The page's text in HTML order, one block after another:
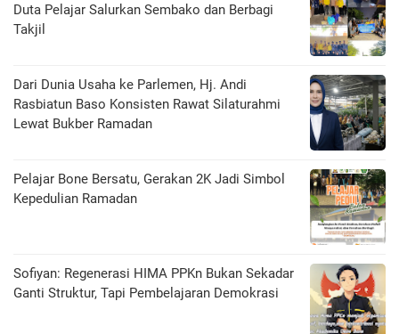
Duta Pelajar Salurkan Sembako dan Berbagi
Takjil
Dari Dunia Usaha ke Parlemen, Hj. Andi
Rasbiatun Baso Konsisten Rawat Silaturahmi
Lewat Bukber Ramadan
Pelajar Bone Bersatu, Gerakan 2K Jadi Simbol
Kepedulian Ramadan
Sofiyan: Regenerasi HIMA PPKn Bukan Sekadar
Ganti Struktur, Tapi Pembelajaran Demokrasi